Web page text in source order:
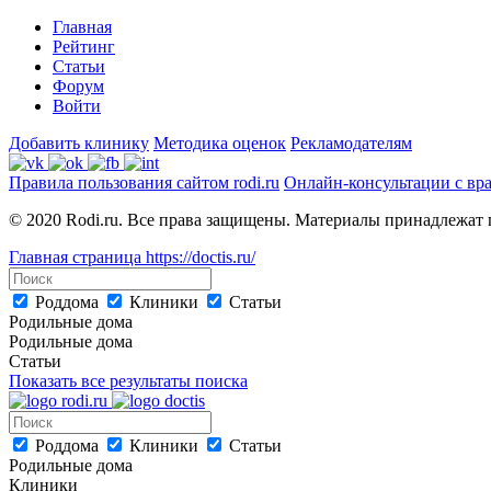
Главная
Рейтинг
Статьи
Форум
Войти
Добавить клинику Методика оценок Рекламодателям
Правила пользования сайтом rodi.ru Онлайн-консультации с
© 2020 Rodi.ru. Все права защищены. Материалы принадлежат
Главная страница https://doctis.ru/
Роддома Клиники
Статьи
Родильные дома
Родильные дома
Статьи
Показать все результаты поиска
Роддома Клиники
Статьи
Родильные дома
Клиники